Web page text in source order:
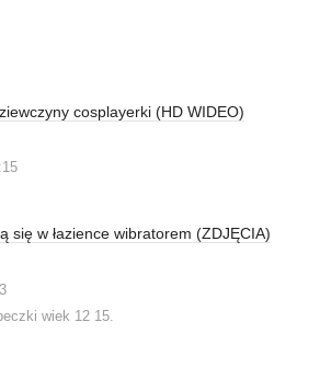
cosplayerki (HD WIDEO)
się w łazience wibratorem (ZDJĘCIA)
wiek 12 15.